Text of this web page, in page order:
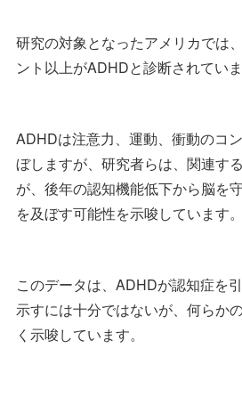
研究の対象となったアメリカでは
ント以上がADHDと診断されていま
ADHDは注意力、運動、衝動のコ
ぼしますが、研究者らは、関連す
が、後年の認知機能低下から脳を
を及ぼす可能性を示唆しています。
このデータは、ADHDが認知症を
示すには十分ではないが、何らか
く示唆しています。